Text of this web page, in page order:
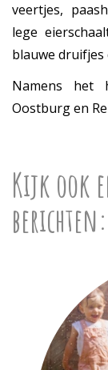
veertjes,
lege
blauwe druifjes
Namens het
Oostburg en
Kijk ook
berichten: